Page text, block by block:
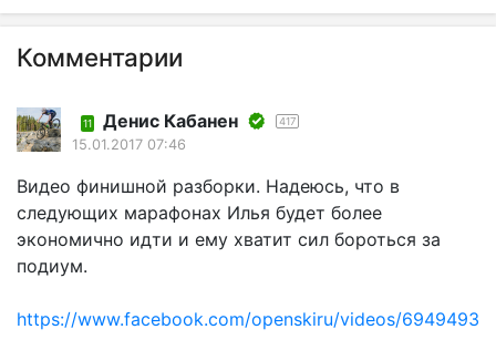
Комментарии
11 Денис Кабанен 417
15.01.2017 07:46
Видео финишной разборки. Надеюсь, что в
следующих марафонах Илья будет более
экономично идти и ему хватит сил бороться за
подиум.
https://www.facebook.com/openskiru/videos/